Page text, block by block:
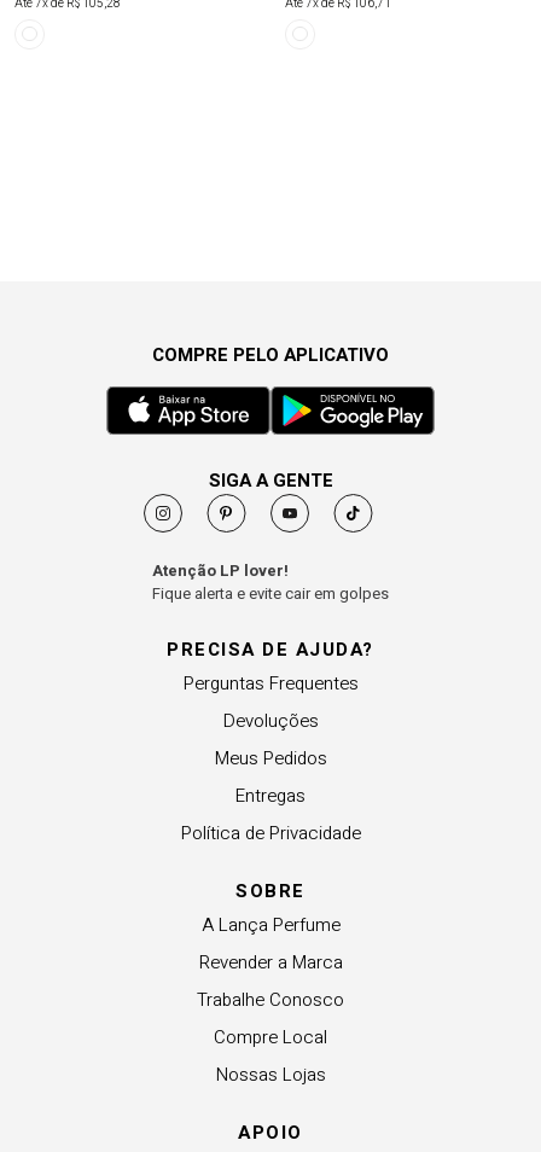
PRECISA DE AJUDA?
Perguntas Frequentes
Devoluções
Meus Pedidos
Entregas
Política de Privacidade
SOBRE
A Lança Perfume
Revender a Marca
Trabalhe Conosco
Compre Local
Nossas Lojas
APOIO
COMPRE PELO APLICATIVO
SIGA A GENTE
Atenção LP lover!
Fique alerta e evite cair em golpes